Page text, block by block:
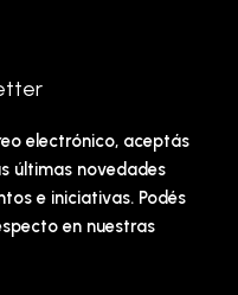
electrónico, aceptás
últimas novedades
e iniciativas. Podés
en nuestras